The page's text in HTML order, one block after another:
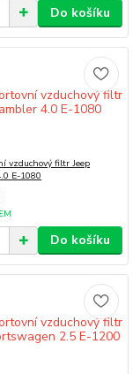
Do košíku
vzduchový filtr Jeep
E-1080
Do košíku